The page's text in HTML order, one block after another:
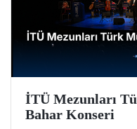
İTÜ Mezunları
Bahar Konseri